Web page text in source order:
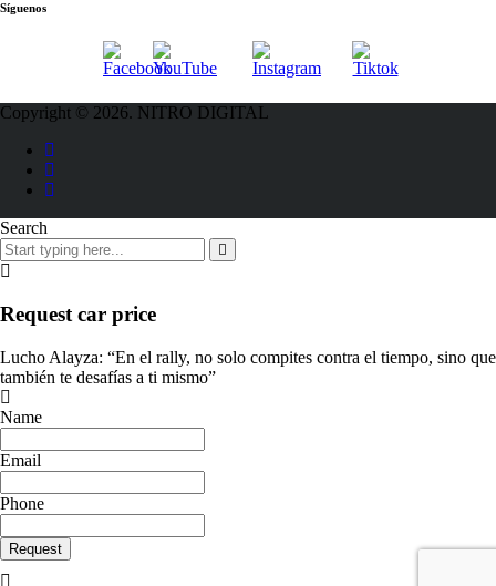
Síguenos
Copyright © 2026. NITRO DIGITAL
Search
Request car price
Lucho Alayza: “En el rally, no solo compites contra el tiempo, sino que
también te desafías a ti mismo”
Name
Email
Phone
Request